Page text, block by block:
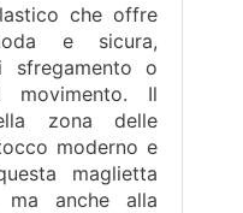
che offre
e sicura,
o
movimento. Il
zona delle
moderno e
maglietta
ma anche alla